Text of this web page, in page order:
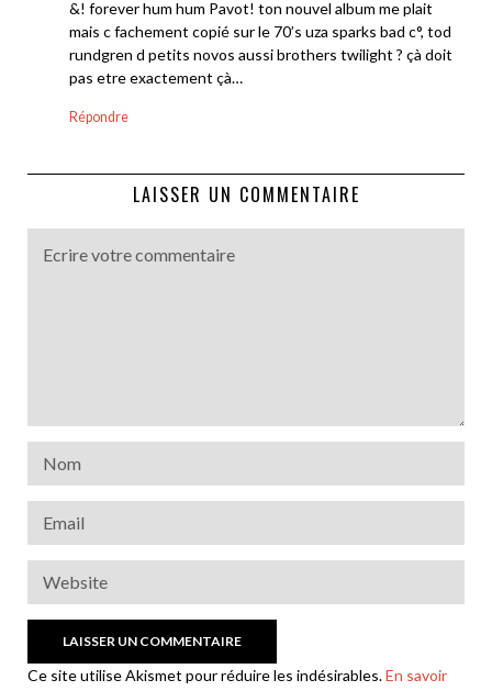
&! forever hum hum Pavot! ton nouvel album me plait
mais c fachement copié sur le 70’s uza sparks bad c°, tod
rundgren d petits novos aussi brothers twilight ? çà doit
pas etre exactement çà…
Répondre
LAISSER UN COMMENTAIRE
Ce site utilise Akismet pour réduire les indésirables.En savoir